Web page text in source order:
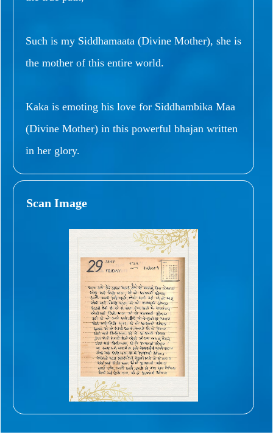
Such is my Siddhamaata (Divine Mother), she is
the mother of this entire world.
Kaka is emoting his love for Siddhambika Maa
(Divine Mother) in this powerful bhajan written
in her glory.
Scan Image